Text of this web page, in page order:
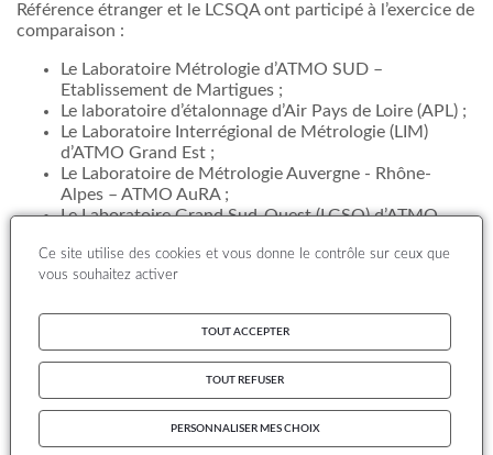
Référence étranger et le LCSQA ont participé à l’exercice de
comparaison :
Le Laboratoire Métrologie d’ATMO SUD –
Etablissement de Martigues ;
Le laboratoire d’étalonnage d’Air Pays de Loire (APL) ;
Le Laboratoire Interrégional de Métrologie (LIM)
d’ATMO Grand Est ;
Le Laboratoire de Métrologie Auvergne - Rhône-
Alpes – ATMO AuRA ;
Le Laboratoire Grand Sud-Ouest (LGSO) d’ATMO
Le Laboratoire d’AIRPARIF ;
La Cellule Interrégionale de l'Environnement (CELINE)
Un laboratoire privé national ;
Le LCSQA-IMT Lille Douai : organisateur et
participant, en charge de la mise en œuvre du
système de génération.
Les résultats sont anonymes.
Ce site utilise des cookies et vous donne le contrôle sur ceux que
vous souhaitez activer
TOUT ACCEPTER
TOUT REFUSER
PERSONNALISER MES CHOIX